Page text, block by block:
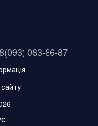
083-86-87